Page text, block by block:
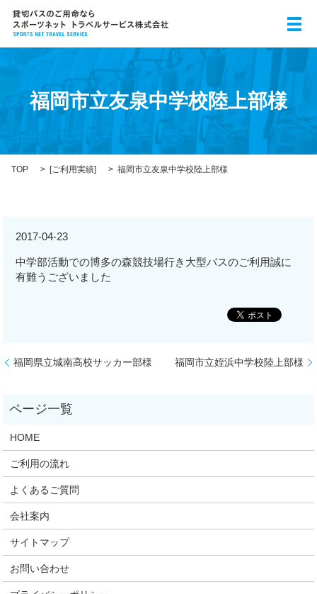
メ
福岡市立友泉中学校陸上部様
TOP [ご利用実績] 福岡市立友泉中学校陸上部様
2017-04-23
中学部活動での博多の森競技場行き大型バスのご利用誠に
有難うございました
福岡県立城南高校サッカー部様 福岡市立姪浜中学校陸上部様
HOME
ご利用の流れ
よくあるご質問
会社案内
サイトマップ
お問い合わせ